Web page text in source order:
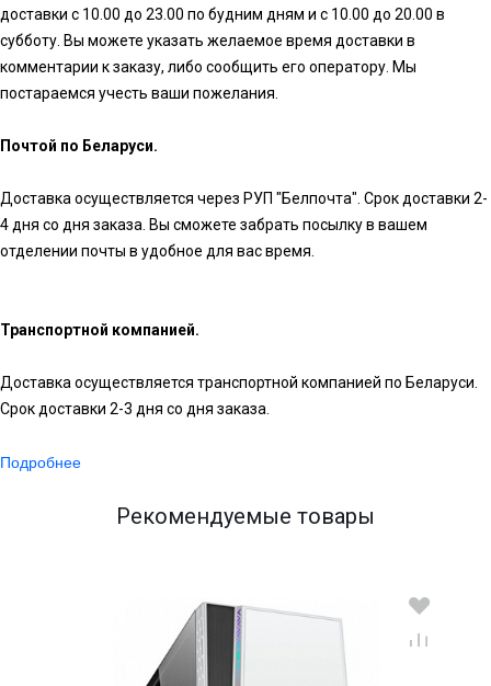
доставки с 10.00 до 23.00 по будним дням и с 10.00 до 20.00 в
субботу. Вы можете указать желаемое время доставки в
комментарии к заказу, либо сообщить его оператору. Мы
постараемся учесть ваши пожелания.
Почтой по Беларуси.
Доставка осуществляется через РУП "Белпочта". Срок доставки 2-
4 дня со дня заказа. Вы сможете забрать посылку в вашем
отделении почты в удобное для вас время.
Транспортной компанией.
Доставка осуществляется транспортной компанией по Беларуси.
Срок доставки 2-3 дня со дня заказа.
Подробнее
Рекомендуемые товары